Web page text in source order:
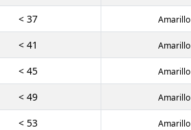
< 37 Amarillo
< 41 Amarillo
< 45 Amarillo
< 49 Amarillo
< 53 Amarillo